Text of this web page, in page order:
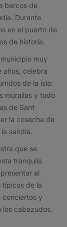
barcos de
Durante
en el puerto de
de historia.
muy
años, celebra
de la isla:
murallas y todo
de Sant
la cosecha de
sandía.
que se
tranquila
al
típicos de la
conciertos y
los cabezudos.